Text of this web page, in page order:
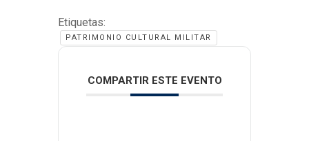
Etiquetas:
PATRIMONIO CULTURAL MILITAR
COMPARTIR ESTE EVENTO